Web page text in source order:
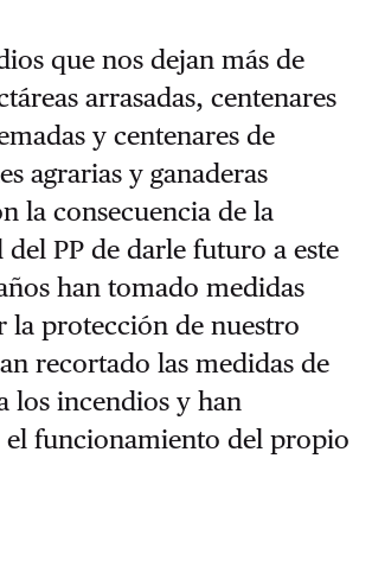
que nos dejan más de
arrasadas, centenares
y centenares de
agrarias y ganaderas
la consecuencia de la
del PP de darle futuro a este
han tomado medidas
la protección de nuestro
recortado las medidas de
los incendios y han
funcionamiento del propio